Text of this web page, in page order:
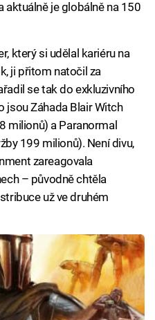
aktuálně je globálně na 150
který si udělal kariéru na
ji přitom natočil za
se tak do exkluzivního
jsou Záhada Blair Witch
milionů) a Paranormal
199 milionů). Není divu,
zareagovala
– původně chtěla
už ve druhém